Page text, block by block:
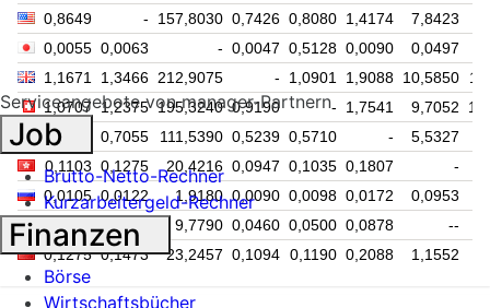
0,8649
- 157,8030 0,7426 0,8080 1,4174 7,8423
0,0055 0,0063 - 0,0047 0,5128 0,0090 0,0497
1,1671
1,3466 212,9075 - 1,0901 1,9088 10,5850
1,0707 1,2375 195,3240 0,9190 - 1,7541 9,7052
0,6104
0,7055 111,5390 0,5239 0,5710 - 5,5327
0,1103 0,1275 20,4216 0,0947 0,1035 0,1807 -
0,0105 0,0122 1,9180 0,0090 0,0098 0,0172
0,0953
0,0536 0,0620 9,7790 0,0460 0,0500 0,0878 --
0,1275 0,1473 23,2457 0,1094 0,1190 0,2088 1,1552
Serviceangebote von manager-Partnern
Job
Brutto-Netto-Rechner
Kurzarbeitergeld-Rechner
Finanzen
Börse
Wirtschaftsbücher